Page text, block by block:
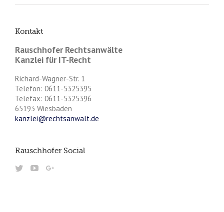
Kontakt
Rauschhofer Rechtsanwälte
Kanzlei für IT-Recht
Richard-Wagner-Str. 1
Telefon: 0611-5325395
Telefax: 0611-5325396
65193 Wiesbaden
kanzlei@rechtsanwalt.de
Rauschhofer Social